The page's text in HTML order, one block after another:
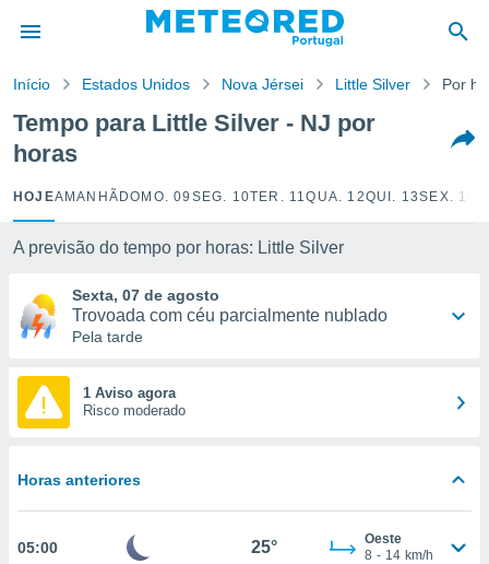
da
foi
para
fornecidas
a este
e
forma
digital
ou
permite-
Início Estados Unidos Nova Jérsei Little Silver Por
Tempo para Little Silver - NJ por
horas
HOJEAMANHÃ DOMO. 09 SEG. 10TER. 11QUA. 12QUI. 13SEX. 14
A previsão do tempo por horas: Little Silver
Sexta, 07 de agosto
Trovoada com céu parcialmente nublado
Pela tarde
1 Aviso agora
Risco moderado
Horas anteriores
05:00 25°
Oeste
8 - 14 km/h